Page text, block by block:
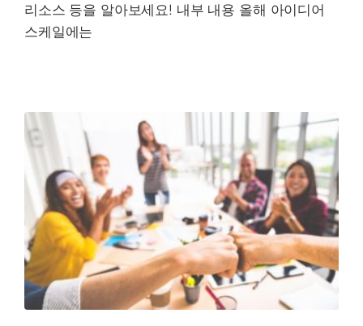
리소스 등을 알아보세요! 내부 내용 올해 아이디어
스케일에는